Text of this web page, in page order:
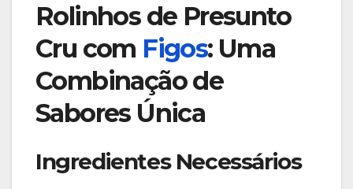
Rolinhos de Presunto
Cru com Figos: Uma
Combinação de
Sabores Única
Ingredientes Necessários